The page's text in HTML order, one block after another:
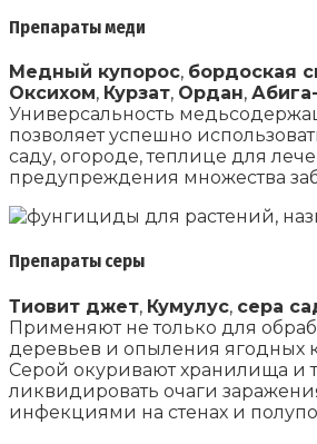
Препараты меди
Медный купорос, бордоская
Оксихом, Курзат, Ордан,
Универсальность
позволяет успешно
саду, огороде, теплице для
предупреждения множества
Препараты серы
Тиовит джет, Кумулус, сера
Применяют не только для
деревьев и опыления ягодных
Серой окуривают хранилища и
ликвидировать очаги
инфекциями на стенах и